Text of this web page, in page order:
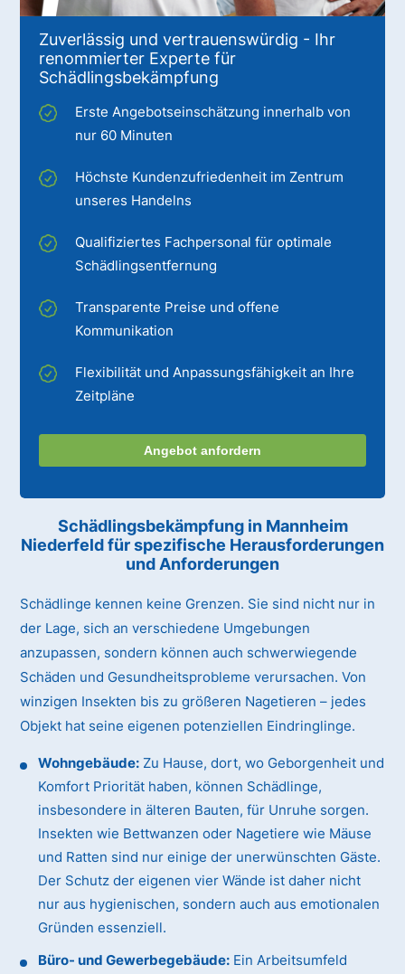
Zuverlässig und vertrauenswürdig - Ihr
renommierter Experte für
Schädlingsbekämpfung
Erste Angebotseinschätzung innerhalb von
nur 60 Minuten
Höchste Kundenzufriedenheit im Zentrum
unseres Handelns
Qualifiziertes Fachpersonal für optimale
Schädlingsentfernung
Transparente Preise und offene
Kommunikation
Flexibilität und Anpassungsfähigkeit an Ihre
Zeitpläne
Angebot anfordern
Schädlingsbekämpfung in Mannheim
Niederfeld für spezifische Herausforderungen
und Anforderungen
Schädlinge kennen keine Grenzen. Sie sind nicht nur in
der Lage, sich an verschiedene Umgebungen
anzupassen, sondern können auch schwerwiegende
Schäden und Gesundheitsprobleme verursachen. Von
winzigen Insekten bis zu größeren Nagetieren – jedes
Objekt hat seine eigenen potenziellen Eindringlinge.
Wohngebäude: Zu Hause, dort, wo Geborgenheit und
Komfort Priorität haben, können Schädlinge,
insbesondere in älteren Bauten, für Unruhe sorgen.
Insekten wie Bettwanzen oder Nagetiere wie Mäuse
und Ratten sind nur einige der unerwünschten Gäste.
Der Schutz der eigenen vier Wände ist daher nicht
nur aus hygienischen, sondern auch aus emotionalen
Gründen essenziell.
Büro- und Gewerbegebäude: Ein Arbeitsumfeld